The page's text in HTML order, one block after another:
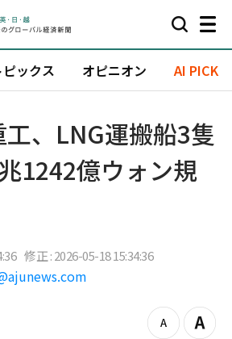
ピックス オピニオン AI PICK
、LNG運搬船3隻
1242億ウォン規
修正 : 2026-05-18 15:34:36
z
Z